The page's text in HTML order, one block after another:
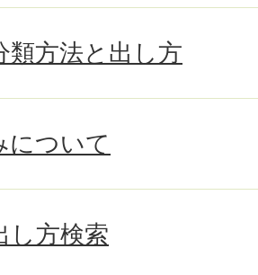
類方法と出し方
について
し方検索